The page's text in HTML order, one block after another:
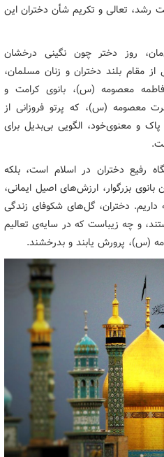
تعالی و تکریم شأن دختران این
روز دختر چون نگینی درخشان
مقام بلند دختران و زنان مسلمان،
معصومه (س)، بانوی کرامت و
معصومه (س)، که پرتو فروزانی از
و معنوی‌خود، الگویی بی‌بدیل برای
رفیع دختران در اسلام است، بلکه
بزرگوار، ارزش‌های اصیل ایمانی،
داریم. دختران، گل‌های شکوفای زندگی
و چه زیباست که در سایه‌ی تعالیم
(س)، پرورش یابند و بدرخشند.